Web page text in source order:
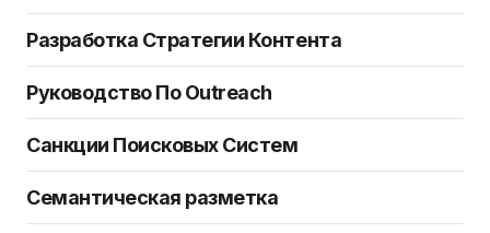
Разработка Стратегии Контента
Руководство По Outreach
Санкции Поисковых Систем
Семантическая разметка